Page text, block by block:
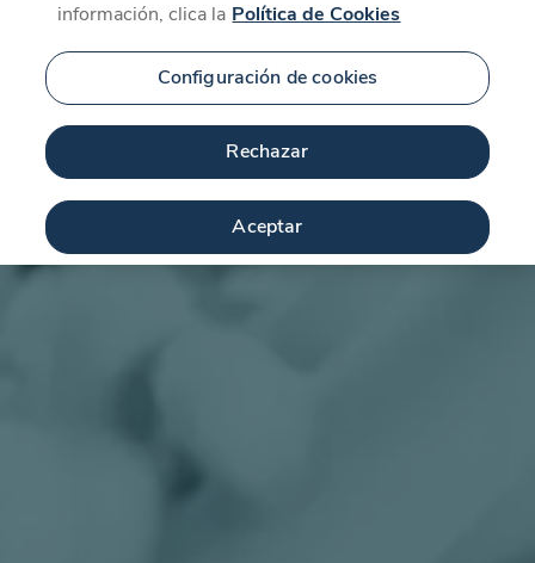
información, clica la Política de Cookies
Configuración de cookies
Rechazar
Aceptar